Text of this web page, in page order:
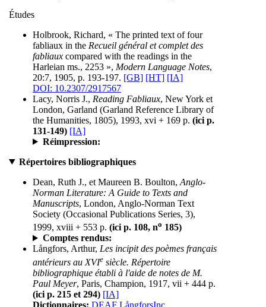
Études
Holbrook, Richard, « The printed text of four
fabliaux in the Recueil général et complet des
fabliaux compared with the readings in the
Harleian ms., 2253 », Modern Language Notes,
20:7, 1905, p. 193-197. [GB] [HT] [IA]
DOI: 10.2307/2917567
Lacy, Norris J., Reading Fabliaux, New York et
London, Garland (Garland Reference Library of
the Humanities, 1805), 1993, xvi + 169 p. (ici p.
131-149) [IA]
Réimpression:
Répertoires bibliographiques
Dean, Ruth J., et Maureen B. Boulton, Anglo-
Norman Literature: A Guide to Texts and
Manuscripts, London, Anglo-Norman Text
Society (Occasional Publications Series, 3),
1999, xviii + 553 p. (ici p. 108, no 185)
Comptes rendus:
Långfors, Arthur, Les incipit des poèmes français
antérieurs au XVIe siècle. Répertoire
bibliographique établi à l'aide de notes de M.
Paul Meyer, Paris, Champion, 1917, vii + 444 p.
(ici p. 215 et 294) [IA]
Dictionnaires: DEAF LångforsInc